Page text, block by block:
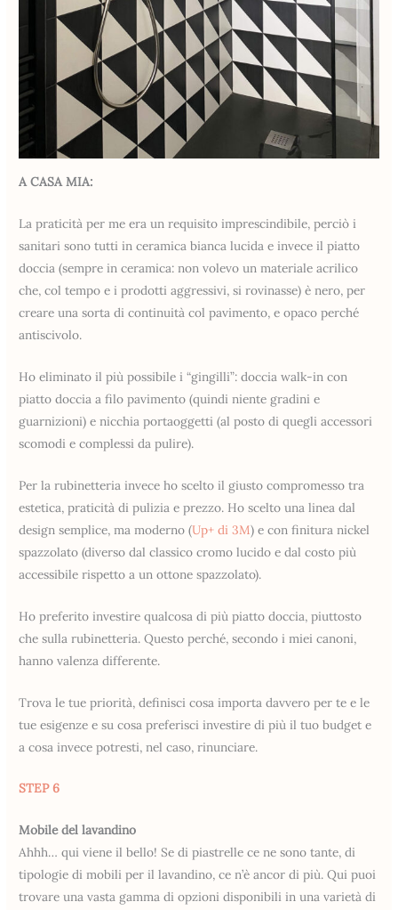
A CASA MIA:
La praticità per me era un requisito imprescindibile, perciò i
sanitari sono tutti in ceramica bianca lucida e invece il piatto
doccia (sempre in ceramica: non volevo un materiale acrilico
che, col tempo e i prodotti aggressivi, si rovinasse) è nero, per
creare una sorta di continuità col pavimento, e opaco perché
antiscivolo.
Ho eliminato il più possibile i “gingilli”: doccia walk-in con
piatto doccia a filo pavimento (quindi niente gradini e
guarnizioni) e nicchia portaoggetti (al posto di quegli accessori
scomodi e complessi da pulire).
Per la rubinetteria invece ho scelto il giusto compromesso tra
estetica, praticità di pulizia e prezzo. Ho scelto una linea dal
design semplice, ma moderno (Up+ di 3M) e con finitura nickel
spazzolato (diverso dal classico cromo lucido e dal costo più
accessibile rispetto a un ottone spazzolato).
Ho preferito investire qualcosa di più piatto doccia, piuttosto
che sulla rubinetteria. Questo perché, secondo i miei canoni,
hanno valenza differente.
Trova le tue priorità, definisci cosa importa davvero per te e le
tue esigenze e su cosa preferisci investire di più il tuo budget e
a cosa invece potresti, nel caso, rinunciare.
STEP 6
Mobile del lavandino
Ahhh… qui viene il bello! Se di piastrelle ce ne sono tante, di
tipologie di mobili per il lavandino, ce n’è ancor di più. Qui puoi
trovare una vasta gamma di opzioni disponibili in una varietà di